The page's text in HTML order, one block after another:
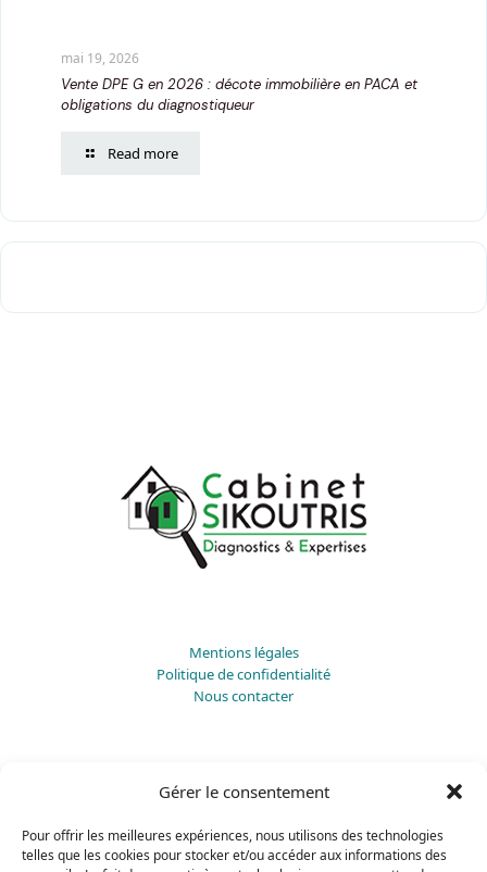
Gérer le consentement
Pour offrir les meilleures expériences, nous utilisons des technologies
telles que les cookies pour stocker et/ou accéder aux informations des
mai 19, 2026
Vente DPE G en 2026 : décote immobilière en PACA et
obligations du diagnostiqueur
Read more
Mentions légales
Politique de confidentialité
Nous contacter
Diagnostic immobilier Aix-en-Provence
Diagnostic immobilier Toulon
Diagnostic immobilier Aubagne